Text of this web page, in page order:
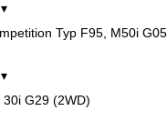
Typ F95, M50i
G29 (2WD)